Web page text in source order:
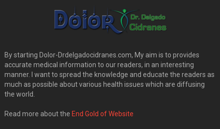
By starting Dolor-Drdelgadocidranes.com, My aim is to provides
accurate medical information to our readers, in an interesting
manner. I want to spread the knowledge and educate the readers as
much as possible about various health issues which are diffusing
the world.
Read more about the End Gold of Website